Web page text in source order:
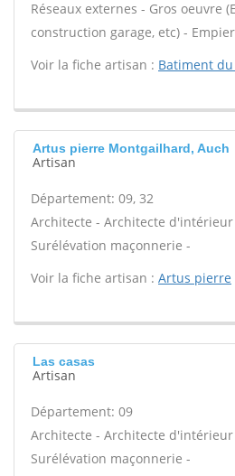
Réseaux externes - Gros oeuvre
construction garage, etc) -
Voir la fiche artisan : Batiment
Artus pierre Montgailhard, Auch
Artisan
Département: 09, 32
Architecte - Architecte
Surélévation maçonnerie -
Voir la fiche artisan : Artus pierre
Las casas
Artisan
Département: 09
Architecte - Architecte
Surélévation maçonnerie -